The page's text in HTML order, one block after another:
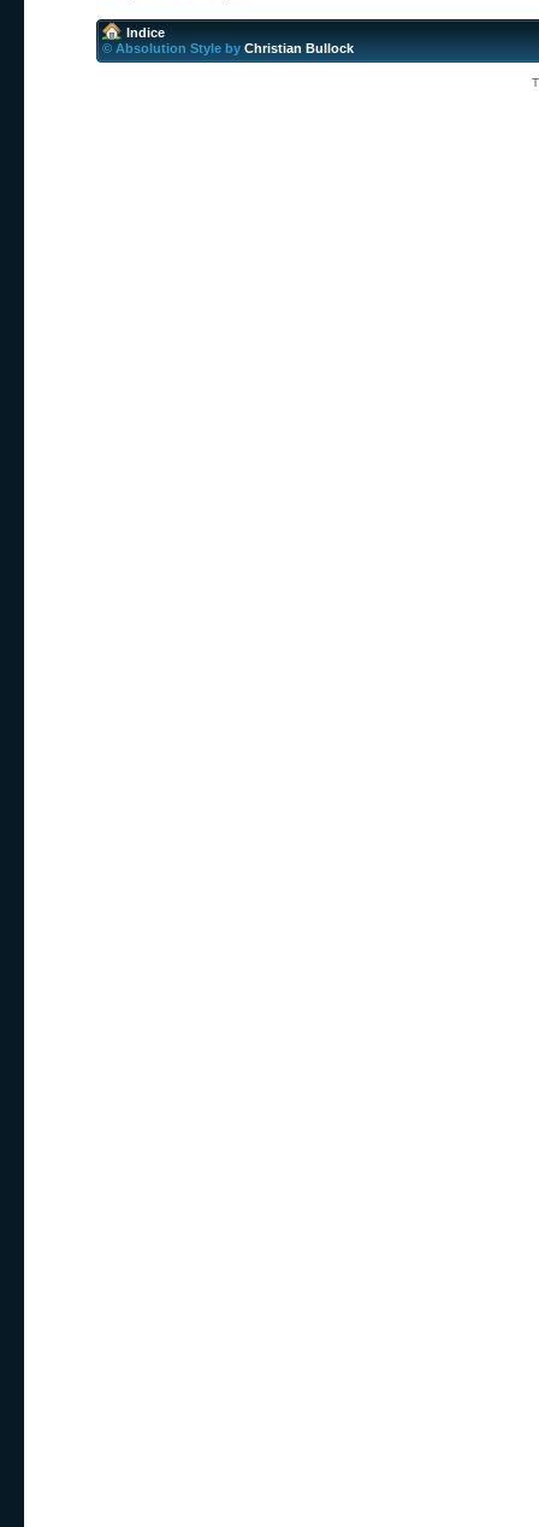
Indice
© Absolution Style by Christian Bullock